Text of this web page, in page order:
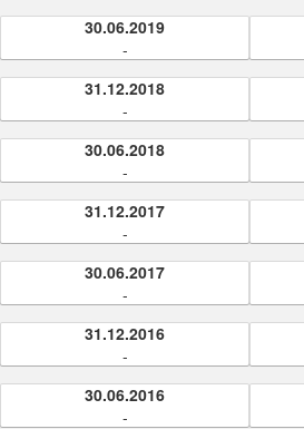
30.06.2019
-
31.12.2018
-
30.06.2018
-
31.12.2017
-
30.06.2017
-
31.12.2016
-
30.06.2016
-